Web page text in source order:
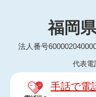
福岡
法人番号
代表電
手話で電